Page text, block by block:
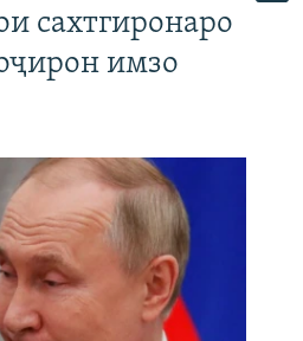
сахтгиронаро
имзо